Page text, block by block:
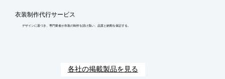
衣装制作代行サービス
デザインに基づき、専門業者が衣装の制作を請け負い、品質と納期を保証する。
各社の掲載製品を見る